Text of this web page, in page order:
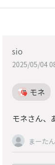
sio
2025/05/04
モネ
モネさん、
まーたん